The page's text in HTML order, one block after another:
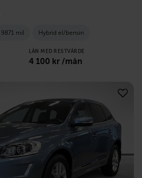
9871 mil Hybrid el/bensin
LÅN MED RESTVÄRDE
4 100 kr /mån